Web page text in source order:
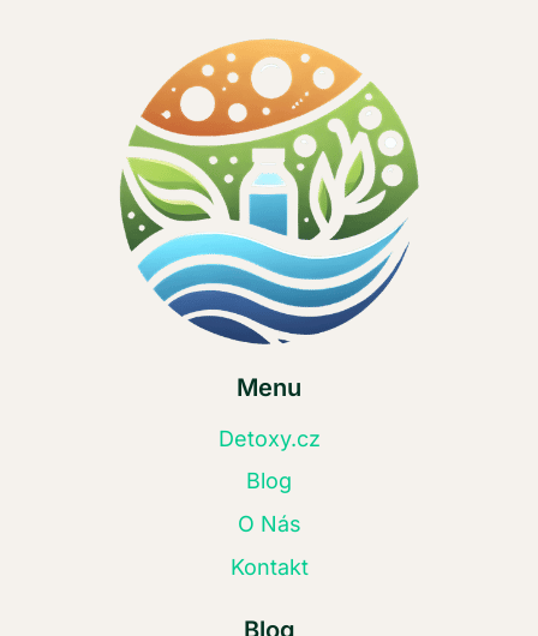
Menu
Detoxy.cz
Blog
O Nás
Kontakt